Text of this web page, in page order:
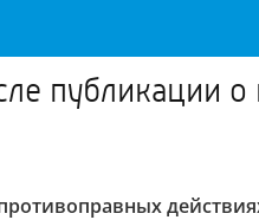
публикации